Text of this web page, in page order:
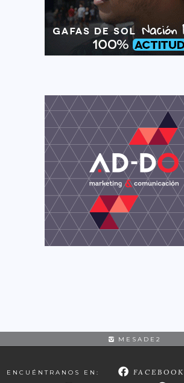
MESADE2
ENCUÉNTRANOS EN: FACEBOOK